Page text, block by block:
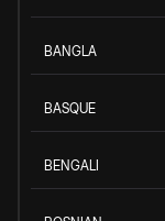
BANGLA
BASQUE
BENGALI